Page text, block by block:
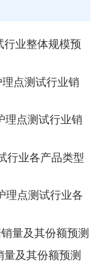
行业整体规模预
点测试行业销
理点测试行业销
行业各产品类型
理点测试行业各
量及其份额预测
及其份额预测